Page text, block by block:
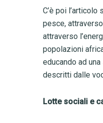
C’è poi l’articolo
pesce,
attraverso
popolazioni
educando ad
descritti dalle
Lotte sociali e